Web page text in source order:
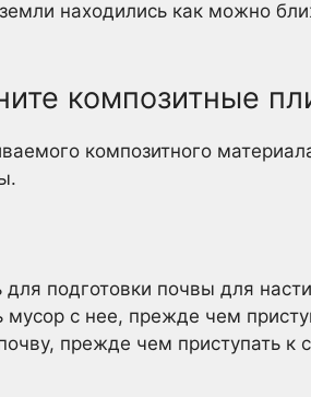
находились как можно
композитные
композитного
подготовки почвы для
с нее, прежде чем
прежде чем приступать к